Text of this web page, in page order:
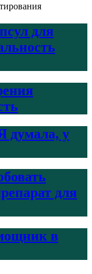
для
думала, у
для
в